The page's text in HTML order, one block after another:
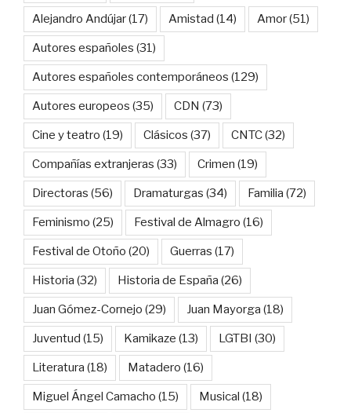
Alejandro Andújar(17) Amistad (14) Amor(51)
Autores españoles (31)
Autores españoles contemporáneos (129)
Autores europeos (35) CDN (73)
Cine y teatro (19) Clásicos (37) CNTC(32)
Compañías extranjeras (33) Crimen (19)
Directoras (56) Dramaturgas (34) Familia (72)
Feminismo (25) Festival de Almagro (16)
Festival de Otoño (20) Guerras (17)
Historia (32) Historia de España (26)
Juan Gómez-Cornejo (29) Juan Mayorga (18)
Juventud (15) Kamikaze (13) LGTBI (30)
Literatura (18) Matadero (16)
Miguel Ángel Camacho (15) Musical (18)